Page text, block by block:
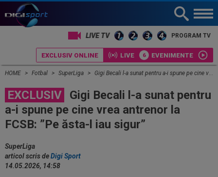
LIVE TV PROGRAM TV
EXCLUSIV ONLINE LIVE EVENIMENTE
HOME Fotbal SuperLiga Gigi Becali l-a sunat pentru a-i spune pe cine vrea antrenor la FCSB: ”Pe ăsta-l iau sigur”
EXCLUSIV
Gigi Becali l-a sunat pentru
a-i spune pe cine vrea antrenor la
FCSB: ”Pe ăsta-l iau sigur”
SuperLiga
articol scris deDigi Sport
14.05.2026, 14:58